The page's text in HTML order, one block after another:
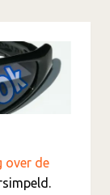
over de